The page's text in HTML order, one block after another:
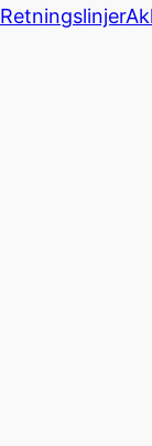
Retningslinjer